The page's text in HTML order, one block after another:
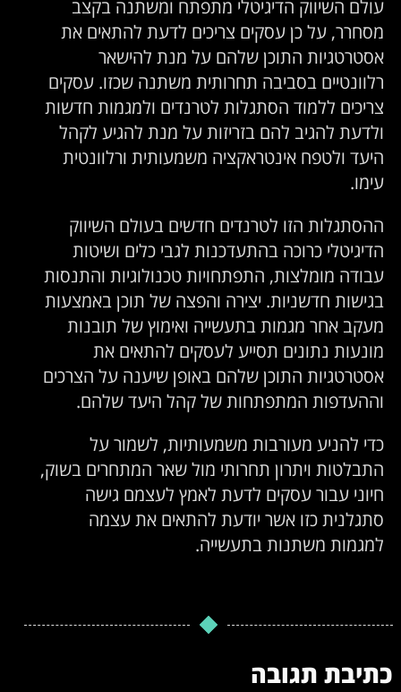
עולם השיווק הדיגיטלי מתפתח ומשתנה בקצב
מסחרר, על כן עסקים צריכים לדעת להתאים את
אסטרטגיות התוכן שלהם על מנת להישאר
רלוונטיים בסביבה תחרותית משתנה שכזו. עסקים
צריכים ללמוד הסתגלות לטרנדים ולמגמות חדשות
ולדעת להגיב להם בזריזות על מנת להגיע לקהל
היעד ולטפח אינטראקציה משמעותית ורלוונטית
עימו.
ההסתגלות הזו לטרנדים חדשים בעולם השיווק
הדיגיטלי כרוכה בהתעדכנות לגבי כלים ושיטות
עבודה מומלצות, התפתחויות טכנולוגיות והתנסות
בגישות חדשניות. יצירה והפצה של תוכן באמצעות
מעקב אחר מגמות בתעשייה ואימוץ של תובנות
מונעות נתונים תסייע לעסקים להתאים את
אסטרטגיות התוכן שלהם באופן שיענה על הצרכים
וההעדפות המתפתחות של קהל היעד שלהם.
כדי להניע מעורבות משמעותיות, לשמור על
התבלטות ויתרון תחרותי מול שאר המתחרים בשוק,
חיוני עבור עסקים לדעת לאמץ לעצמם גישה
סתגלנית כזו אשר יודעת להתאים את עצמה
למגמות משתנות בתעשייה.
כתיבת תגובה